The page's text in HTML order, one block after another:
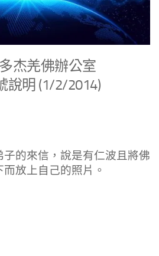
杰羌佛辦公室
說明 (1/2/2014)
的來信，說是有仁波且將佛
放上自己的照片。